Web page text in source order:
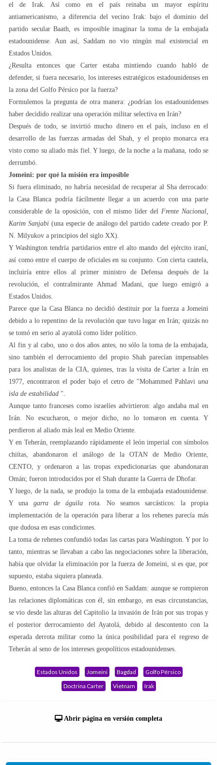
el de Irak. Así como en el país reinaba un mayor espíritu
antiamericanismo, a diferencia del vecino Irak: bajo el dominio del
partido secular Baath, es imposible imaginar la toma de la embajada
estadounidense. Aun así, Saddam no vio ningún mal existencial en
Estados Unidos.
¿Resulta entonces que Carter estaba mintiendo cuando habló de
defender, si fuera necesario, los intereses estratégicos estadounidenses en
la zona del Golfo Pérsico por la fuerza?
Formulemos la pregunta de otra manera: ¿podrían los estadounidenses
haber decidido realizar una operación militar selectiva en Irán?
Después de todo, se invirtió mucho dinero en el país, incluso en el
desarrollo de las fuerzas armadas del Shah, y el propio monarca era
visto como su aliado más fiel. Y luego, de la noche a la mañana, todo se
derrumbó.
Jomeini: por qué la misión era imposible
Si fuera eliminado, no habría necesidad de recuperar al Sha derrocado:
la Casa Blanca podría fácilmente llegar a un acuerdo con una parte
considerable de la oposición, con el mismo líder del Frente Nacional,
Karim Sanjabi(una especie de análogo del partido cadete creado por P.
N. Milyukov a principios del siglo XX).
Y Washington tendría partidarios entre el alto mando del ejército iraní,
así como entre el cuerpo de oficiales en su conjunto. Con cierta cautela,
incluiría entre ellos al primer ministro de Defensa después de la
revolución, el contralmirante Ahmad Madani, que luego emigró a
Estados Unidos.
Parece que la Casa Blanca no decidió destituir por la fuerza a Jomeini
debido a lo repentino de la revolución que tuvo lugar en Irán; quizás no
se tomó en serio al ayatolá como líder político.
Al fin y al cabo, uno o dos años antes, no sólo la toma de la embajada,
sino también el derrocamiento del propio Shah parecían impensables
para los analistas de la CIA, quienes, tras la visita de Carter a Irán en
1977, encontraron el poder bajo el cetro de "Mohammed Pahlavi una
isla de estabilidad ".
Aunque tanto franceses como israelíes advirtieron: algo andaba mal en
Irán. No escucharon, o mejor dicho, no lo tomaron en cuenta. Y
perdieron al aliado más leal en Medio Oriente.
Y en Teherán, reemplazando rápidamente el león imperial con símbolos
chiítas, abandonaron el análogo de la OTAN de Medio Oriente,
CENTO, y ordenaron a las tropas expedicionarias que abandonaran
Omán; fueron introducidos por el Shah durante la Guerra de Dhofar.
Y luego, de la nada, se produjo la toma de la embajada estadounidense.
Y unagarra de águila rota. No seamos sarcásticos: la propia
implementación de la operación para liberar a los rehenes parecía más
que dudosa en esas condiciones.
La toma de rehenes confundió todas las cartas para Washington. Y por lo
tanto, mientras se llevaban a cabo las negociaciones sobre la liberación,
había que olvidar la eliminación por la fuerza de Jomeini, si es que, por
supuesto, estaba siquiera planeada.
Bueno, entonces la Casa Blanca confió en Saddam: aunque se rompieron
las relaciones diplomáticas con él, sin embargo, en esas circunstancias,
se vio desde las alturas del Capitolio la invasión de Irán por sus tropas y
el posterior derrocamiento del Ayatolá, debido al descontento con la
esperada derrota militar como la única posibilidad para el regreso de
Teherán al seno de los intereses geopolíticos estadounidenses.
Estados Unidos Jomeini Bagdad
Golfo Pérsico
Doctrina Carter
Vietnam Irak
Abrir página en versión completa